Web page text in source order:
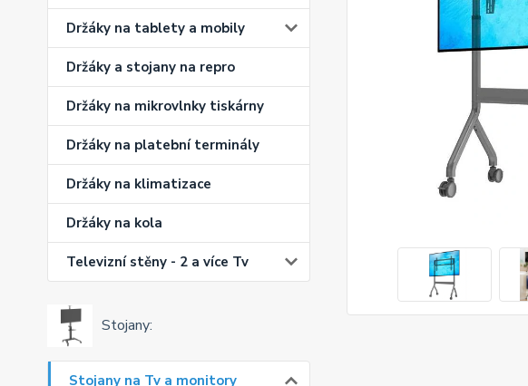
Držáky na tablety a mobily
Držáky a stojany na repro
Držáky na mikrovlnky tiskárny
Držáky na platební terminály
Držáky na klimatizace
Držáky na kola
Televizní stěny - 2 a více Tv
Stojany:
Stojany na Tv a monitory